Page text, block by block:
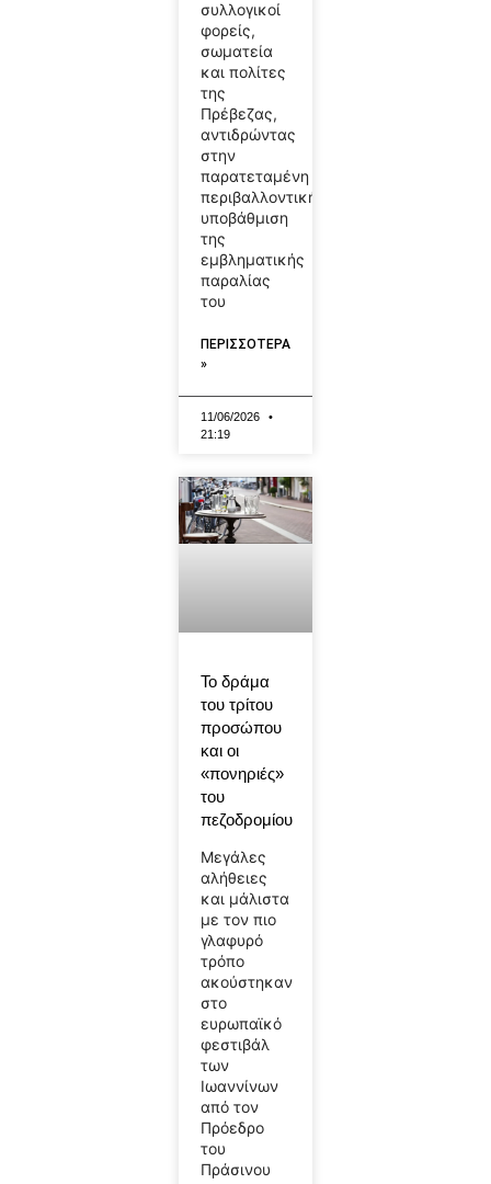
συλλογικοί
φορείς,
σωματεία
και πολίτες
της
Πρέβεζας,
αντιδρώντας
στην
παρατεταμένη
περιβαλλοντική
υποβάθμιση
της
εμβληματικής
παραλίας
του
ΠΕΡΙΣΣΟΤΕΡΑ
»
11/06/2026
21:19
Το δράμα
του τρίτου
προσώπου
και οι
«πονηριές»
του
πεζοδρομίου
Μεγάλες
αλήθειες
και μάλιστα
με τον πιο
γλαφυρό
τρόπο
ακούστηκαν
στο
ευρωπαϊκό
φεστιβάλ
των
Ιωαννίνων
από τον
Πρόεδρο
του
Πράσινου